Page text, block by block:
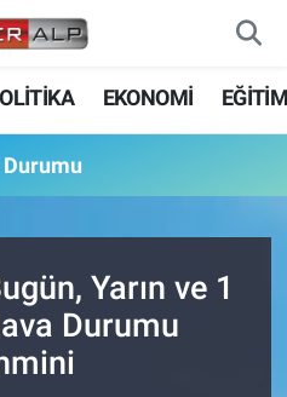
EKONOMİ
Yarın ve 1
Durumu
ve Fikstür